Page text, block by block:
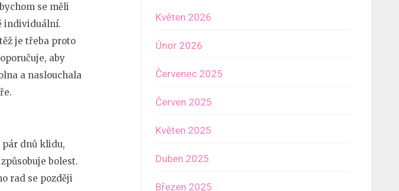
se měli
individuální.
je třeba proto
aby
a naslouchala
pár dnů klidu,
bolest.
rad se později
Květen 2026
Únor 2026
Červenec 2025
Červen 2025
Květen 2025
Duben 2025
Březen 2025